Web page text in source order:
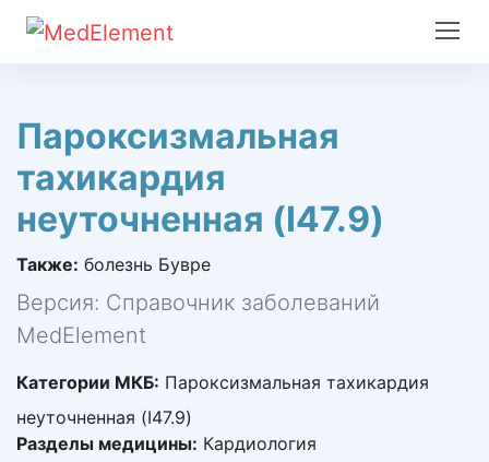
Пароксизмальная
тахикардия
неуточненная (I47.9)
Также: болезнь Бувре
Версия: Справочник заболеваний
MedElement
Категории МКБ: Пароксизмальная тахикардия
неуточненная (I47.9)
Разделы медицины: Кардиология